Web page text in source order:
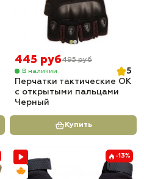
445 руб495 руб
В наличии
5
Перчатки тактические OK
с открытыми пальцами
Черный
Купить
-13%